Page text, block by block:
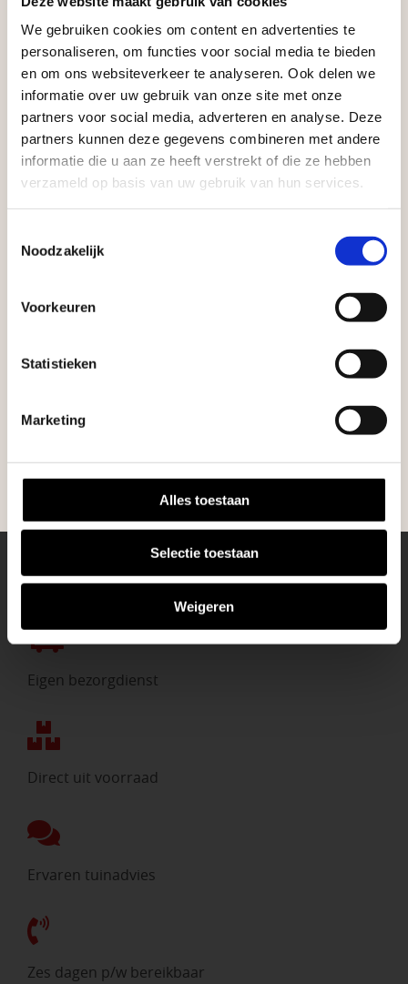
We gebruiken cookies om content en advertenties te
personaliseren, om functies voor social media te bieden
en om ons websiteverkeer te analyseren. Ook delen we
informatie over uw gebruik van onze site met onze
partners voor social media, adverteren en analyse. Deze
partners kunnen deze gegevens combineren met andere
informatie die u aan ze heeft verstrekt of die ze hebben
verzameld op basis van uw gebruik van hun services.
Noodzakelijk
Voorkeuren
Statistieken
Marketing
Alles toestaan
Selectie toestaan
Weigeren
voor zakelijke klanten op zoek naar tuin- en
infraproducten. Als professionele leverancier van
tuinmaterialen bieden wij een breed assortiment
aan producten van topkwaliteit. Lees meer over de
zakelijke mogelijkheden
graag!
NEEM CONTACT MET ONS OP
Eigen bezorgdienst
Direct uit voorraad
Ervaren tuinadvies
Zes dagen p/w bereikbaar
Aangepaste openingstijden tijdens de
vakantieperiode
Waardenburg en Vego Dordrecht hanteren tijdens
de vakantieperiode aangepaste openingstijden op
zaterdag. Bekijk de vestigingspagina voor de
actuele openingstijden.
maanden dicht is voor al het wegverkeer, is het fijn
Met vier vestigingen en inspirerende showtuinen
tuinproject.